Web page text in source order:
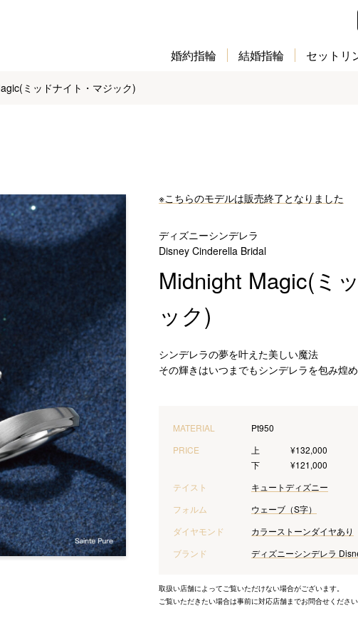
婚約指輪 結婚指輪 セットリ
ミッドナイト・マジック)
※こちらのモデルは販売終了となりました
ディズニーシンデレラ
Disney Cinderella Bridal
Midnight Magic(ミ
ック)
シンデレラの夢を叶えた美しい魔法
その輝きはいつまでもシンデレラを包み煌
MATERIAL
Pt950
PRICE
上
¥132,000
下
¥121,000
テイスト
キュートディズニー
フォルム
ウェーブ（S字）
ダイヤモンド
カラーストーンダイヤあり
ブランド
ディズニーシンデレラ
取扱い店舗によってご覧いただけない場合がございます。
ご覧いただきたい場合は事前に対応店舗までお問合せください